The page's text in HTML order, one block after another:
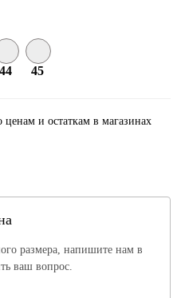
44 45
и остаткам в магазинах
размера, напишите нам в
ваш вопрос.